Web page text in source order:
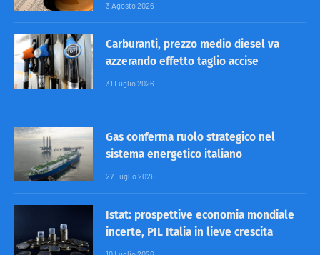
3 Agosto 2026
Carburanti, prezzo medio diesel va
azzerando effetto taglio accise
31 Luglio 2026
Gas conferma ruolo strategico nel
sistema energetico italiano
27 Luglio 2026
Istat: prospettive economia mondiale
incerte, PIL Italia in lieve crescita